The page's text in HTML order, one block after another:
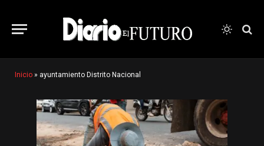
Inicio » ayuntamiento Distrito Nacional